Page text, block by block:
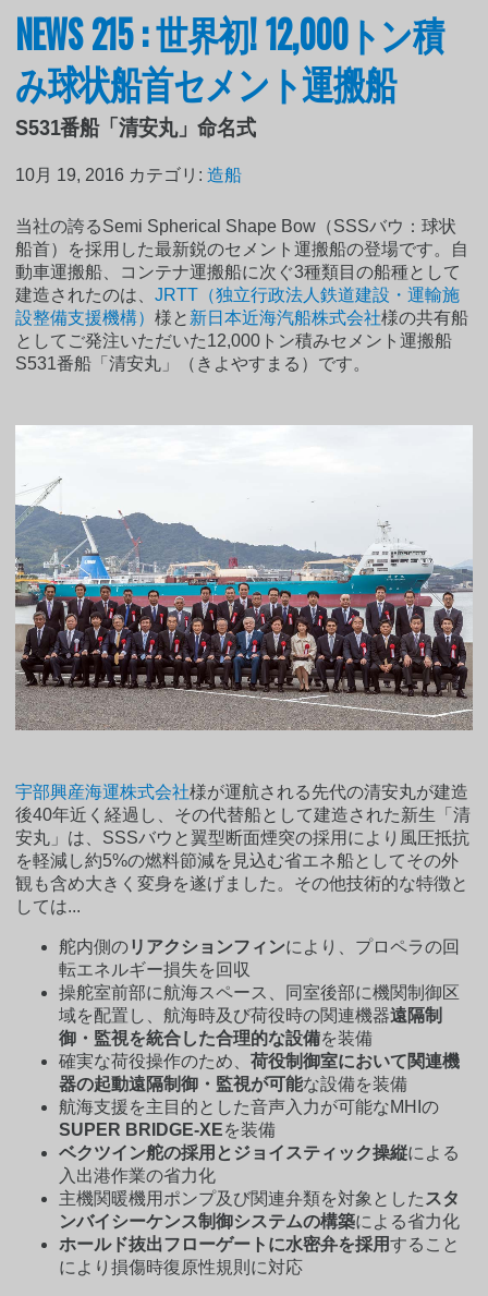
NEWS 215 : 世界初! 12,000トン積
み球状船首セメント運搬船
S531番船「清安丸」命名式
10月 19, 2016 カテゴリ:造船
当社の誇るSemi Spherical Shape Bow（SSSバウ：球状
船首）を採用した最新鋭のセメント運搬船の登場です。自
動車運搬船、コンテナ運搬船に次ぐ3種類目の船種として
建造されたのは、JRTT（独立行政法人鉄道建設・運輸施
設整備支援機構）様と 新日本近海汽船株式会社様の共有船
としてご発注いただいた12,000トン積みセメント運搬船
S531番船「清安丸」（きよやすまる）です。
宇部興産海運株式会社様が運航される先代の清安丸が建造
後40年近く経過し、その代替船として建造された新生「清
安丸」は、SSSバウと翼型断面煙突の採用により風圧抵抗
を軽減し約5%の燃料節減を見込む省エネ船としてその外
観も含め大きく変身を遂げました。その他技術的な特徴と
しては...
舵内側のリアクションフィンにより、プロペラの回
転エネルギー損失を回収
操舵室前部に航海スペース、同室後部に機関制御区
域を配置し、航海時及び荷役時の関連機器遠隔制
御・監視を統合した合理的な設備を装備
確実な荷役操作のため、荷役制御室において関連機
器の起動遠隔制御・監視が可能な設備を装備
航海支援を主目的とした音声入力が可能なMHIの
SUPER BRIDGE-XEを装備
ベクツイン舵の採用とジョイスティック操縦による
入出港作業の省力化
主機関暖機用ポンプ及び関連弁類を対象とした スタ
ンバイシーケンス制御システムの構築による省力化
ホールド抜出フローゲートに水密弁を採用すること
により損傷時復原性規則に対応